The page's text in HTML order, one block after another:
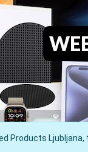
Products